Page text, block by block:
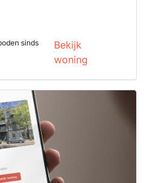
sinds
Bekijk
woning